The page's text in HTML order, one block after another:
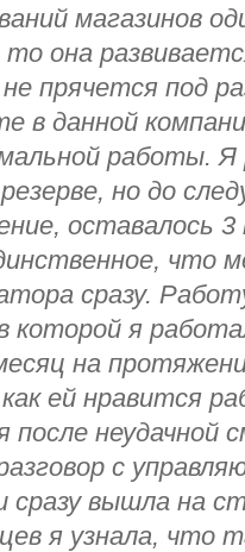
магазинов
она
прячется под
в данной
работы. Я
резерве, но до
оставалось
что
сразу.
которой я
на
как ей нравится
после неудачной
с
сразу вышла на
я узнала, что